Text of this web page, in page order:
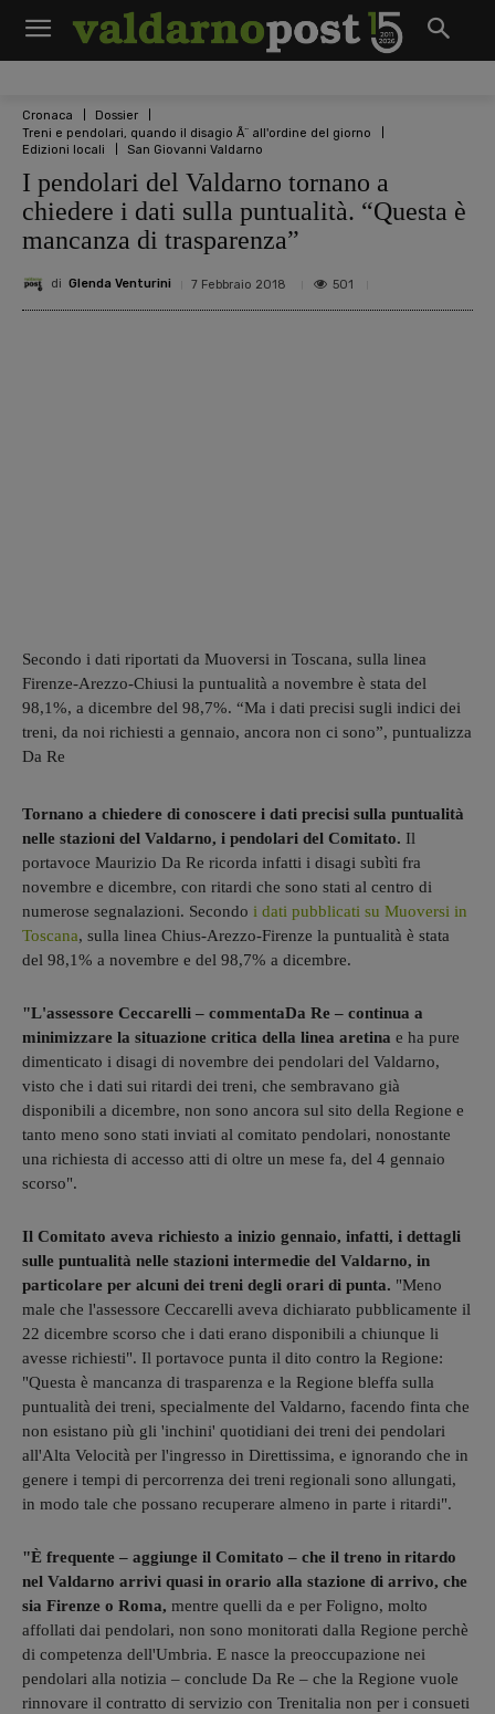
Cronaca
Dossier
Treni e pendolari, quando il disagio Ã¨ all'ordine del giorno
Edizioni locali
San Giovanni Valdarno
I pendolari del Valdarno tornano a
chiedere i dati sulla puntualità. “Questa è
mancanza di trasparenza”
di Glenda Venturini 7 Febbraio 2018 501
Secondo i dati riportati da Muoversi in Toscana, sulla linea
Firenze-Arezzo-Chiusi la puntualità a novembre è stata del
98,1%, a dicembre del 98,7%. “Ma i dati precisi sugli indici dei
treni, da noi richiesti a gennaio, ancora non ci sono”, puntualizza
Da Re
Tornano a chiedere di conoscere i dati precisi sulla puntualità
nelle stazioni del Valdarno, i pendolari del Comitato. Il
portavoce Maurizio Da Re ricorda infatti i disagi subìti fra
novembre e dicembre, con ritardi che sono stati al centro di
numerose segnalazioni. Secondo i dati pubblicati su Muoversi in
Toscana, sulla linea Chius-Arezzo-Firenze la puntualità è stata
del 98,1% a novembre e del 98,7% a dicembre.
"L'assessore Ceccarelli – commentaDa Re – continua a
minimizzare la situazione critica della linea aretina e ha pure
dimenticato i disagi di novembre dei pendolari del Valdarno,
visto che i dati sui ritardi dei treni, che sembravano già
disponibili a dicembre, non sono ancora sul sito della Regione e
tanto meno sono stati inviati al comitato pendolari, nonostante
una richiesta di accesso atti di oltre un mese fa, del 4 gennaio
scorso".
Il Comitato aveva richiesto a inizio gennaio, infatti, i dettagli
sulle puntualità nelle stazioni intermedie del Valdarno, in
particolare per alcuni dei treni degli orari di punta. "Meno
male che l'assessore Ceccarelli aveva dichiarato pubblicamente il
22 dicembre scorso che i dati erano disponibili a chiunque li
avesse richiesti". Il portavoce punta il dito contro la Regione:
"Questa è mancanza di trasparenza e la Regione bleffa sulla
puntualità dei treni, specialmente del Valdarno, facendo finta che
non esistano più gli 'inchini' quotidiani dei treni dei pendolari
all'Alta Velocità per l'ingresso in Direttissima, e ignorando che in
genere i tempi di percorrenza dei treni regionali sono allungati,
in modo tale che possano recuperare almeno in parte i ritardi".
"È frequente – aggiunge il Comitato – che il treno in ritardo
nel Valdarno arrivi quasi in orario alla stazione di arrivo, che
sia Firenze o Roma, mentre quelli da e per Foligno, molto
affollati dai pendolari, non sono monitorati dalla Regione perchè
di competenza dell'Umbria. E nasce la preoccupazione nei
pendolari alla notizia – conclude Da Re – che la Regione vuole
rinnovare il contratto di servizio con Trenitalia non per i consueti